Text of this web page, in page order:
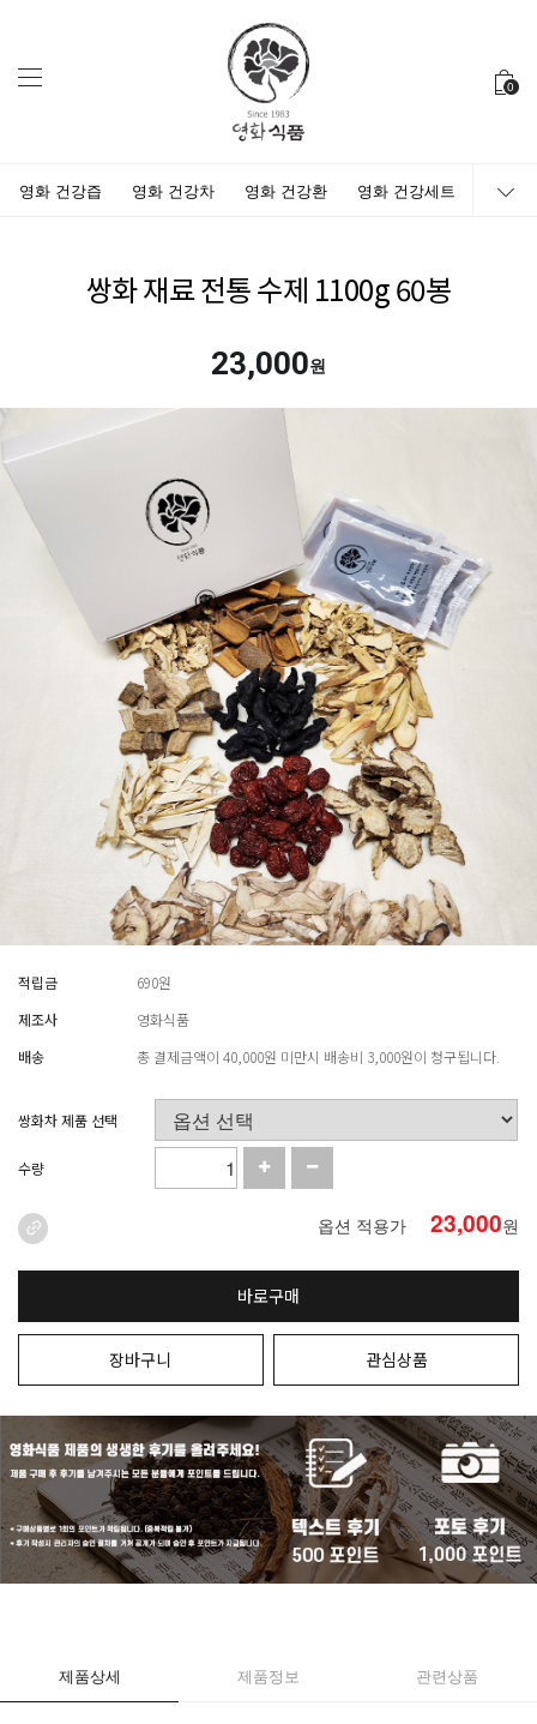
0
영화 건강즙 영화 건강차 영화 건강환 영화 건강세트
쌍화 재료 전통 수제 1100g 60봉
23,000원
적립금
690원
제조사
영화식품
배송
총 결제금액이 40,000원 미만시 배송비 3,000원이 청구됩니다.
쌍화차 제품 선택
수량
옵션 적용가 23,000원
바로구매
장바구니 관심상품
제품상세 제품정보 관련상품